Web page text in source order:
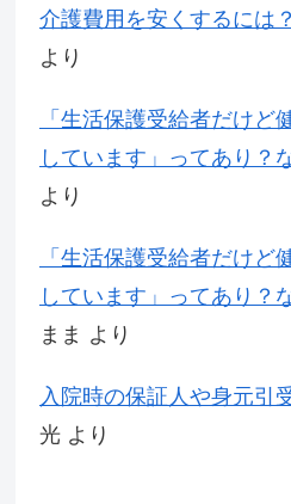
介護費用を安くするには？
より
「生活保護受給者だけど
しています」ってあり？
より
「生活保護受給者だけど
しています」ってあり？
まま より
入院時の保証人や身元引
光 より